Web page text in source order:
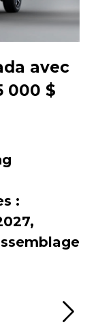
avec
000 $
: